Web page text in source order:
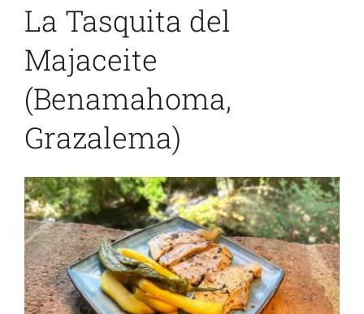
La Tasquita del
Majaceite
(Benamahoma,
Grazalema)